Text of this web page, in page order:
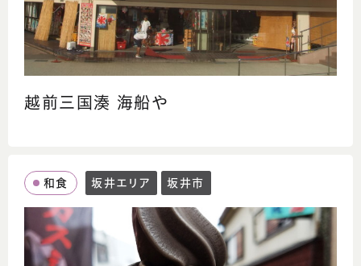
越前三国湊 海船や
和食 坂井エリア 坂井市